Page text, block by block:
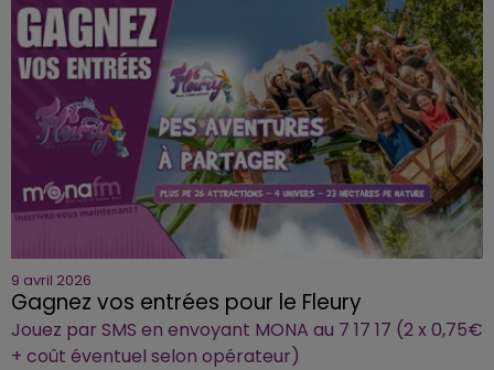
9 avril 2026
Gagnez vos entrées pour le Fleury
Jouez par SMS en envoyant MONA au 7 17 17 (2 x 0,75€
+ coût éventuel selon opérateur)